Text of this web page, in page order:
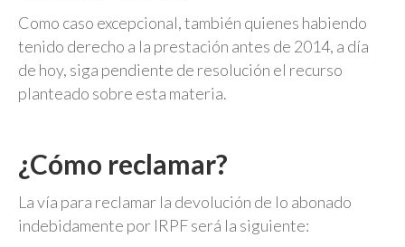
Como caso excepcional, también quienes habiendo
tenido derecho a la prestación antes de 2014, a día
de hoy, siga pendiente de resolución el recurso
planteado sobre esta materia.
¿Cómo reclamar?
La vía para reclamar la devolución de lo abonado
indebidamente por IRPF será la siguiente: